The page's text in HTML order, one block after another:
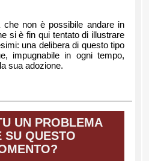
che non è possibile andare in
si è fin qui tentato di illustrare
una delibera di questo tipo
impugnabile in ogni tempo,
sua adozione.
UN PROBLEMA
SU QUESTO